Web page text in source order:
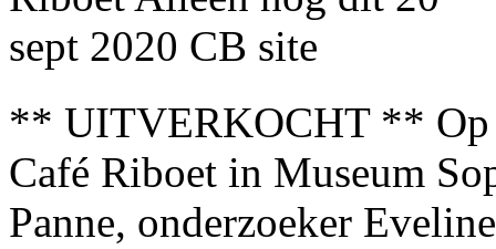
** UITVERKOCHT ** Op
Café Riboet in Museum
Panne, onderzoeker